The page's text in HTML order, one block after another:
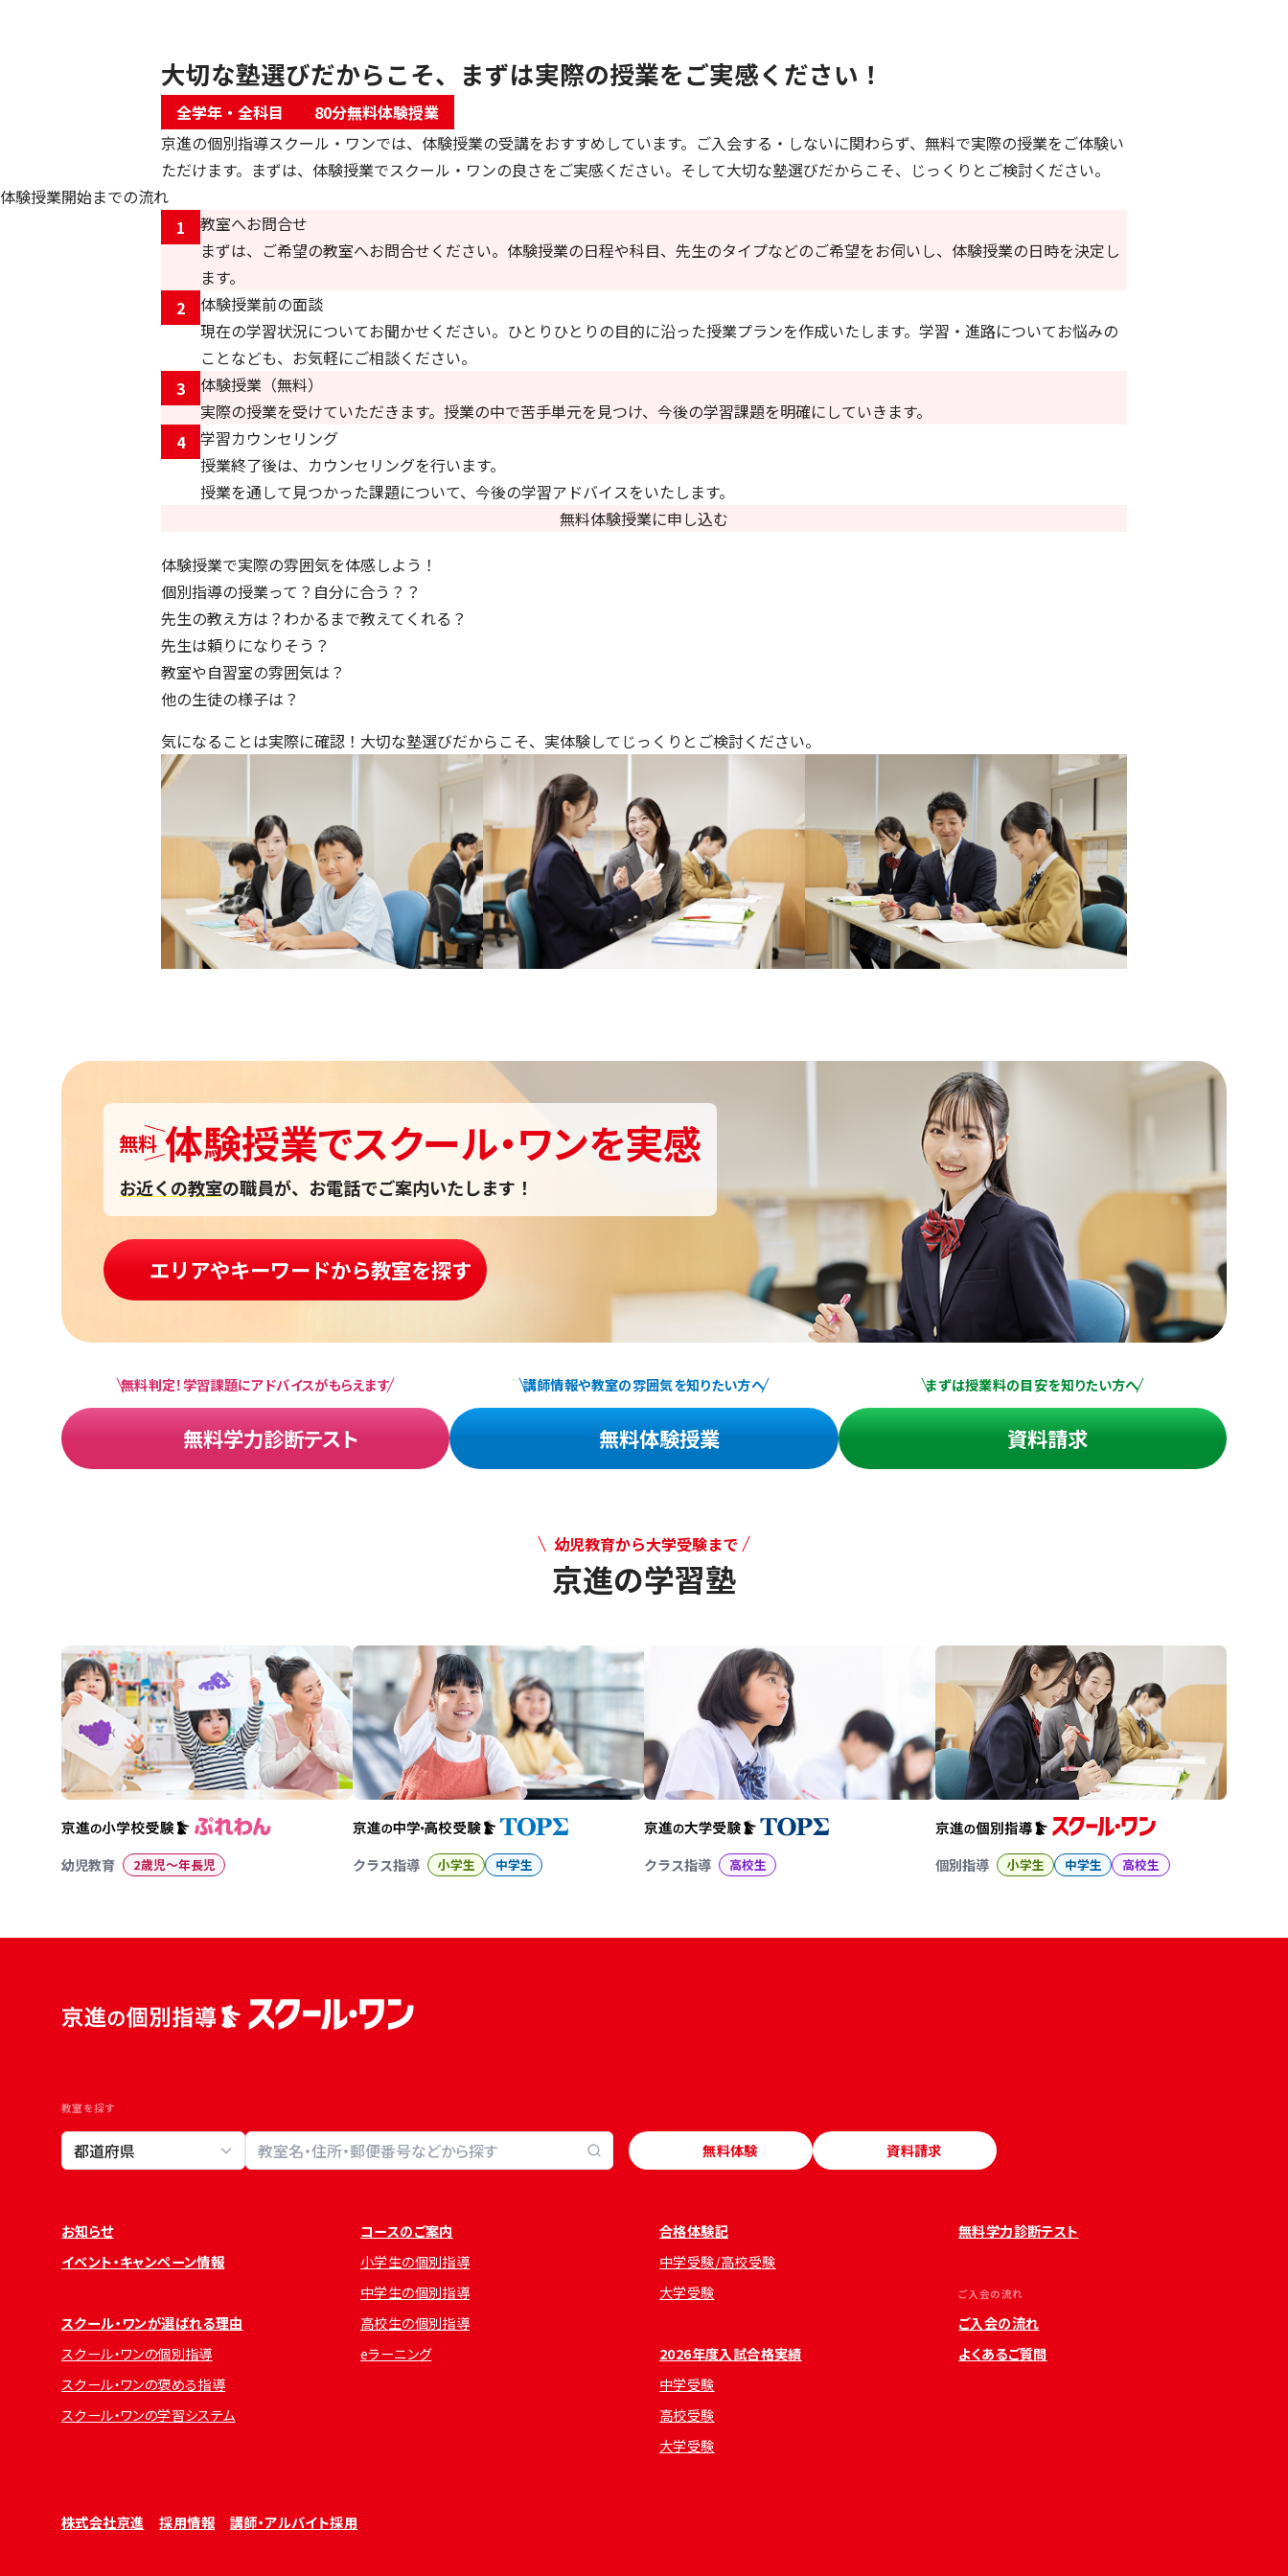
大切な塾選びだからこそ、まずは実際の授業をご実感ください！
全学年・全科目
80分無料体験授業
京進の個別指導スクール・ワンでは、体験授業の受講をおすすめしています。ご入会する・しないに関わらず、無料で実際の授業をご体験い
ただけます。まずは、体験授業でスクール・ワンの良さをご実感ください。そして大切な塾選びだからこそ、じっくりとご検討ください。
体験授業開始までの流れ
1
教室へお問合せ
まずは、ご希望の教室へお問合せください。体験授業の日程や科目、先生のタイプなどのご希望をお伺いし、体験授業の日時を決定し
ます。
2
体験授業前の面談
現在の学習状況についてお聞かせください。ひとりひとりの目的に沿った授業プランを作成いたします。学習・進路についてお悩みの
ことなども、お気軽にご相談ください。
3
体験授業（無料）
実際の授業を受けていただきます。授業の中で苦手単元を見つけ、今後の学習課題を明確にしていきます。
4
学習カウンセリング
授業終了後は、カウンセリングを行います。
授業を通して見つかった課題について、今後の学習アドバイスをいたします。
無料体験授業に申し込む
体験授業で実際の雰囲気を体感しよう！
個別指導の授業って？自分に合う？？
先生の教え方は？わかるまで教えてくれる？
先生は頼りになりそう？
教室や自習室の雰囲気は？
他の生徒の様子は？
気になることは実際に確認！大切な塾選びだからこそ、実体験してじっくりとご検討ください。
無料 体験授業でスクール・ワンを実感
お近くの教室の職員が、お電話でご案内いたします！
エリアやキーワードから教室を探す
無料判定！学習課題にアドバイスがもらえます
無料学力診断テスト
講師情報や教室の雰囲気を知りたい方へ
無料体験授業
まずは授業料の目安を知りたい方へ
資料請求
幼児教育から大学受験まで
京進の学習塾
幼児教育 2歳児〜年長児 クラス指導 小学生 中学生 クラス指導 高校生 個別指導 小学生 中学生 高校生
教室を探す
教室検索 無料体験 資料請求
お知らせ
イベント・キャンペーン情報
スクール・ワンが選ばれる理由
スクール・ワンの個別指導
スクール・ワンの褒める指導
スクール・ワンの学習システム
コースのご案内
小学生の個別指導
中学生の個別指導
高校生の個別指導
eラーニング
合格体験記
中学受験/高校受験
大学受験
2026年度入試合格実績
中学受験
高校受験
大学受験
無料学力診断テスト
ご入会の流れ
ご入会の流れ
よくあるご質問
株式会社京進 採用情報 講師・アルバイト採用